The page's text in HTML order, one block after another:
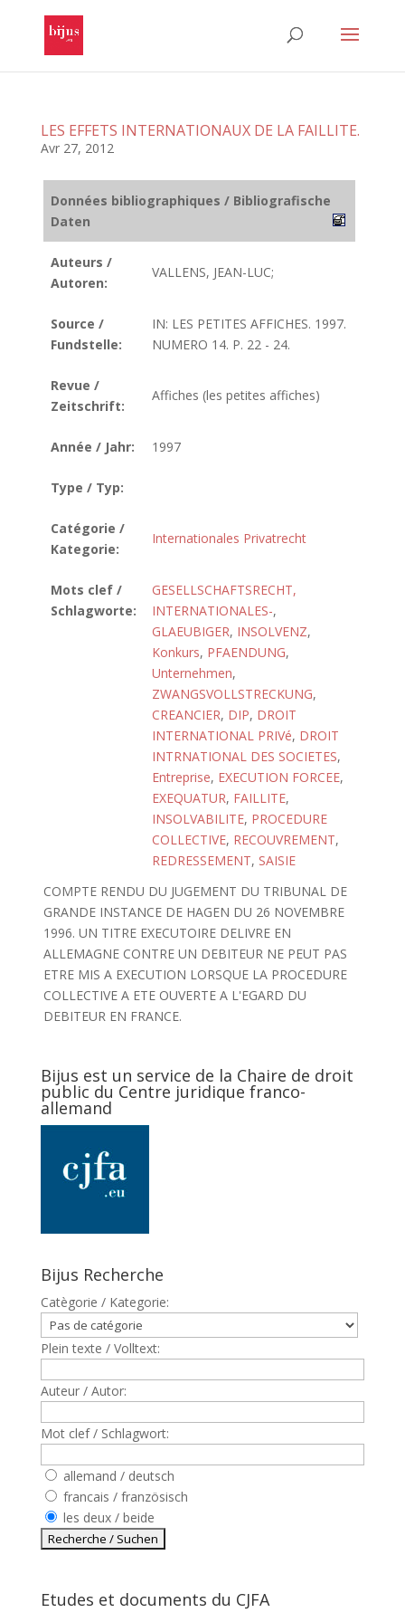
LES EFFETS INTERNATIONAUX DE LA FAILLITE.
Avr 27, 2012
Données bibliographiques / Bibliografische
Daten
Auteurs /
Autoren:
VALLENS, JEAN-LUC;
Source /
Fundstelle:
IN: LES PETITES AFFICHES. 1997.
NUMERO 14. P. 22 - 24.
Revue /
Zeitschrift:
Affiches (les petites affiches)
Année / Jahr: 1997
Type / Typ:
Catégorie /
Kategorie:
Internationales Privatrecht
Mots clef /
Schlagworte:
GESELLSCHAFTSRECHT,
INTERNATIONALES-,
GLAEUBIGER, INSOLVENZ,
Konkurs, PFAENDUNG,
Unternehmen,
ZWANGSVOLLSTRECKUNG,
CREANCIER, DIP, DROIT
INTERNATIONAL PRIVé, DROIT
INTRNATIONAL DES SOCIETES,
Entreprise, EXECUTION FORCEE,
EXEQUATUR, FAILLITE,
INSOLVABILITE, PROCEDURE
COLLECTIVE, RECOUVREMENT,
REDRESSEMENT, SAISIE
COMPTE RENDU DU JUGEMENT DU TRIBUNAL DE
GRANDE INSTANCE DE HAGEN DU 26 NOVEMBRE
1996. UN TITRE EXECUTOIRE DELIVRE EN
ALLEMAGNE CONTRE UN DEBITEUR NE PEUT PAS
ETRE MIS A EXECUTION LORSQUE LA PROCEDURE
COLLECTIVE A ETE OUVERTE A L'EGARD DU
DEBITEUR EN FRANCE.
Bijus est un service de la Chaire de droit
public du Centre juridique franco-
allemand
Bijus Recherche
Catègorie / Kategorie:
Plein texte / Volltext:
Auteur / Autor:
Mot clef / Schlagwort:
allemand / deutsch
francais / französisch
les deux / beide
Etudes et documents du CJFA